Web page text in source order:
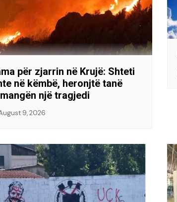
për zjarrin në Krujë: Shteti
në këmbë, heronjtë tanë
një tragjedi
9, 2026